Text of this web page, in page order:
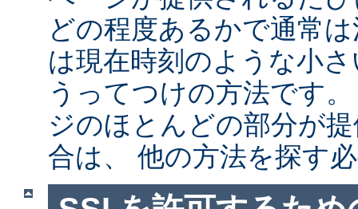
どの程度あるかで通常
は現在時刻のような小
うってつけの方法です
ジのほとんどの部分が
合は、 他の方法を探す